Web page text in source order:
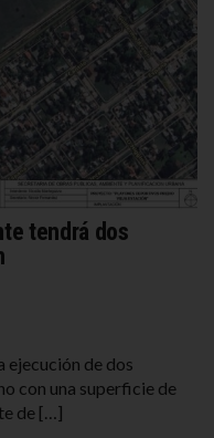
tendrá dos
ejecución de dos
con una superficie de
de […]